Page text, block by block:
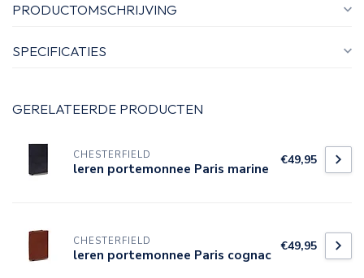
PRODUCTOMSCHRIJVING
SPECIFICATIES
GERELATEERDE PRODUCTEN
CHESTERFIELD
leren portemonnee Paris marine €49,95
CHESTERFIELD
leren portemonnee Paris cognac €49,95